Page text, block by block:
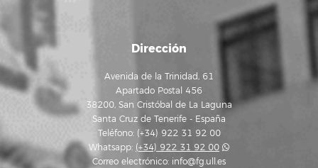
Dirección
Avenida de la Trinidad, 61
Apartado Postal 456
38200, San Cristóbal de La Laguna
Santa Cruz de Tenerife - España
Teléfono: (+34) 922 31 92 00
Whatsapp: (+34) 922 31 92 00
Correo electrónico: info@fg.ull.es